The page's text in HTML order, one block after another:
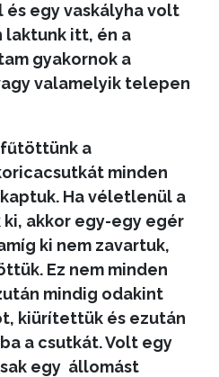
és egy vaskályha volt
laktunk itt, én a
gyakornok a
valamelyik telepen
a
minden
Ha véletlenül a
akkor egy-egy egér
ki nem zavartuk,
Ez nem minden
mindig odakint
kiürítettük és ezután
a csutkát. Volt egy
egy állomást